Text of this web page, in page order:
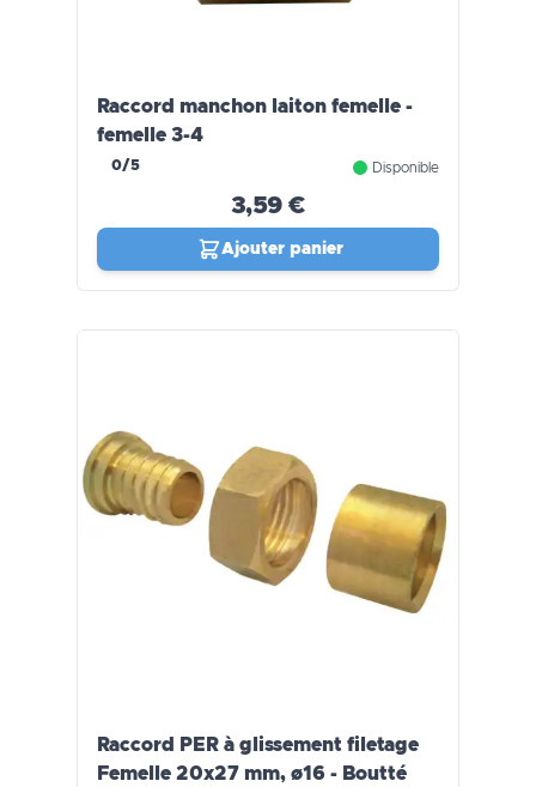
Raccord manchon laiton femelle -
femelle 3-4
0/5 Disponible
3,59 €
Ajouter panier
Raccord PER à glissement filetage
Femelle 20x27 mm, ø16 - Boutté